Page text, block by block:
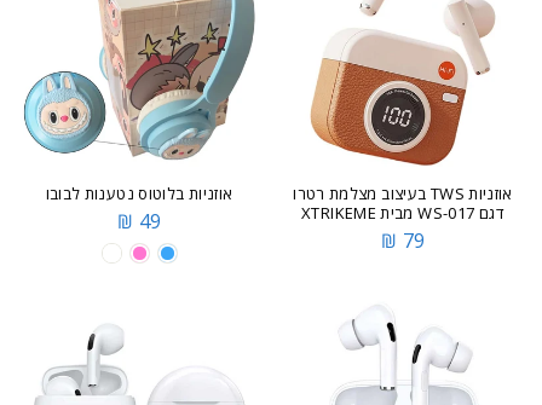
אוזניות TWS בעיצוב מצלמת רטרו
דגם WS-017 מבית XTRIKEME
79 ₪
אוזניות בלוטוס נטענות לבובו
49 ₪